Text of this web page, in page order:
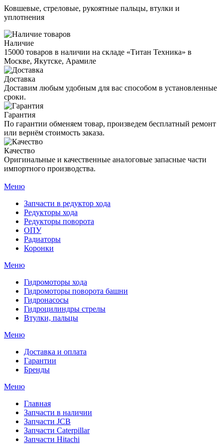
Ковшевые, стреловые, рукоятные пальцы, втулки и
уплотнения
Наличие
15000 товаров в наличии на складе «Титан Техника» в
Москве, Якутске, Арамиле
Доставка
Доставим любым удобным для вас способом в установленные
сроки.
Гарантия
По гарантии обменяем товар, произведем бесплатный ремонт
или вернём стоимость заказа.
Качество
Оригинальные и качественные аналоговые запасные части
импортного производства.
Меню
Запчасти в редуктор хода
Редукторы хода
Редукторы поворота
ОПУ
Радиаторы
Коронки
Меню
Гидромоторы хода
Гидромоторы поворота башни
Гидронасосы
Гидроцилиндры стрелы
Втулки, пальцы
Меню
Доставка и оплата
Гарантии
Бренды
Меню
Главная
Запчасти в наличии
Запчасти JCB
Запчасти Caterpillar
Запчасти Hitachi